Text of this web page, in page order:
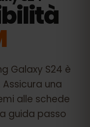
Galaxy S24 è
una
alle schede
guida passo